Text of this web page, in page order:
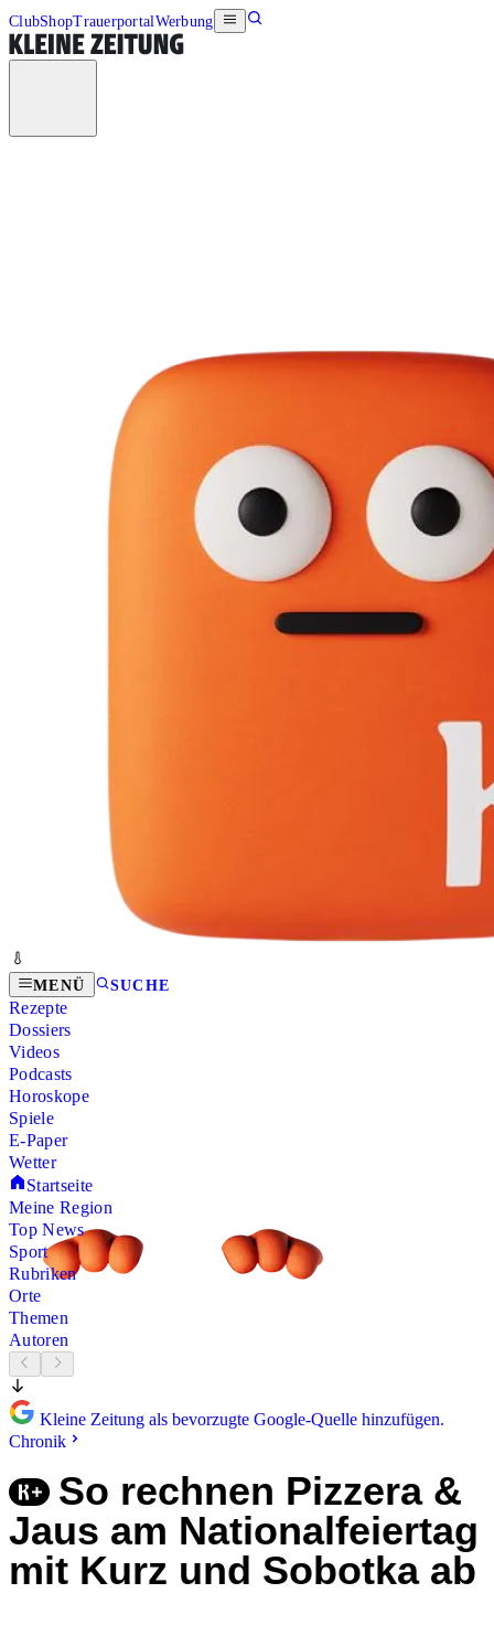
ClubShopTrauerportalWerbung
MENÜ SUCHE
Rezepte
Dossiers
Videos
Podcasts
Horoskope
Spiele
E-Paper
Wetter
Startseite
Meine Region
Top News
Sport
Rubriken
Orte
Themen
Autoren
Kleine Zeitung als bevorzugte Google-Quelle hinzufügen.
Chronik
So rechnen Pizzera &
Jaus am Nationalfeiertag
mit Kurz und Sobotka ab